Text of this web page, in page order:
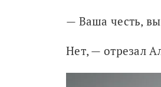
— Ваша честь,
Нет, — отрезал